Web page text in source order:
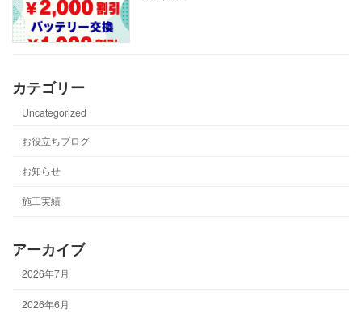
カテゴリー
Uncategorized
お役立ちブログ
お知らせ
施工実績
アーカイブ
2026年7月
2026年6月